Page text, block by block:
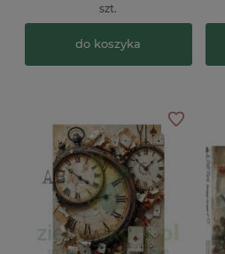
szt.
do koszyka